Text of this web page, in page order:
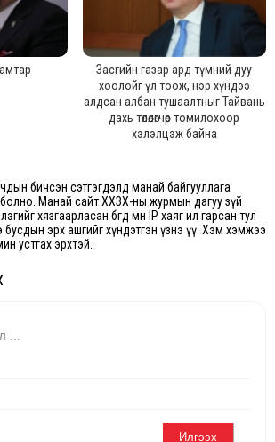
Засгийн газар ард түмний дуу
хоолойг үл тоож, нэр хүндээ
алдсан албан тушаалтныг Тайвань
дахь төлөөлөгчөөр томилохоор
хэлэлцэж байна
бичсэн сэтгэгдэлд манай байгууллага
болно. Манай сайт ХХЗХ-ны журмын дагуу зүй
хязгаарласан бөгөөд мөн IP хаяг ил гарсан тул
бусдын эрх ашгийг хүндэтгэн үзнэ үү. Хэм хэмжээ
устгах эрхтэй.